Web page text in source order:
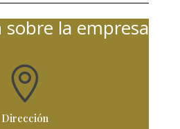
la empresa

Dirección